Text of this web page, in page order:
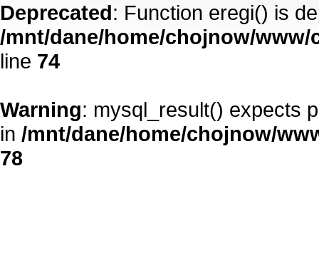
Deprecated: Function eregi() is
/mnt/dane/home/chojnow/
line 74
Warning: mysql_result() expects
in /mnt/dane/home/chojnow/
78